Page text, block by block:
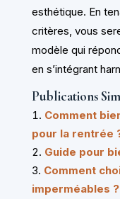
esthétique. En
critères, vous
modèle qui
en s’intégrant
Publications
Comment
pour la rentrée
Guide pour
Comment
imperméables ?